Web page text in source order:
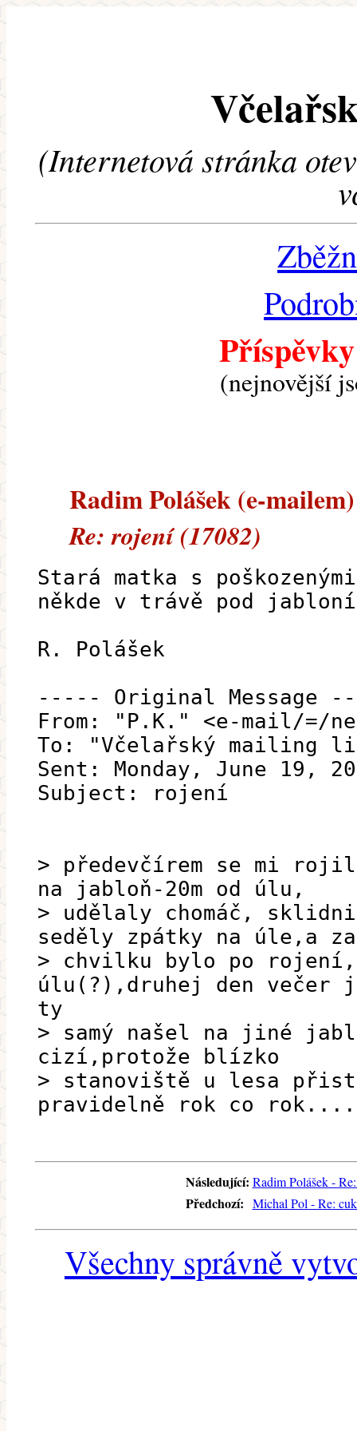
(Internetová stránka
(nejnovější
Radim Polášek (e-
Re: rojení (17082)
Stará matka s
někde v trávě pod
R. Polášek
----- Original Message
From: "P.K." <e-mail/=/
To: "Včelařský mailing
Sent: Monday, June 19,
Subject: rojení
> předevčírem se mi
na jabloň-20m od úlu,
> udělaly chomáč,
seděly zpátky na úle,a
> chvilku bylo po
úlu(?),druhej den večer
ty
> samý našel na jiné
cizí,protože blízko
> stanoviště u lesa
pravidelně rok co rok....
Následující: Radim Polášek -
Předchozí: Michal Pol - Re:
Všechny správně